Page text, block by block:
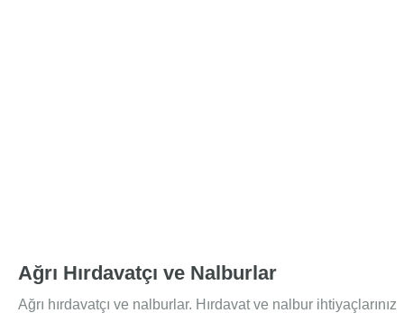
Ağrı Hırdavatçı ve Nalburlar
Ağrı hırdavatçı ve nalburlar. Hırdavat ve nalbur ihtiyaçlarınız